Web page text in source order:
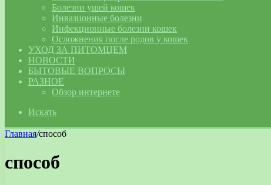
Болезни ушей кошек
Инвазионные болезни
Инфекционные болезни кошек
Осложнения после родов у кошек
УХОД ЗА ПИТОМЦЕМ
НОВОСТИ
БЫТОВЫЕ ВОПРОСЫ
РАЗНОЕ
Обзор интернете
Искать
Главная/способ
способ